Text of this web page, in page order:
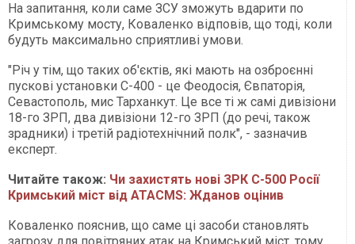
На запитання, коли саме ЗСУ зможуть вдарити по
Кримському мосту, Коваленко відповів, що тоді, коли
будуть максимально сприятливі умови.
"Річ у тім, що таких об'єктів, які мають на озброєнні
пускові установки С-400 - це Феодосія, Євпаторія,
Севастополь, мис Тарханкут. Це все ті ж самі дивізіони
18-го ЗРП, два дивізіони 12-го ЗРП (до речі, також
зрадники) і третій радіотехнічний полк", - зазначив
експерт.
Читайте також: Чи захистять нові ЗРК С-500 Росії
Кримський міст від ATACMS: Жданов оцінив
Коваленко пояснив, що саме ці засоби становлять